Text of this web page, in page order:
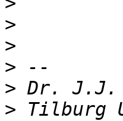
>
>
>
>
> Tilburg